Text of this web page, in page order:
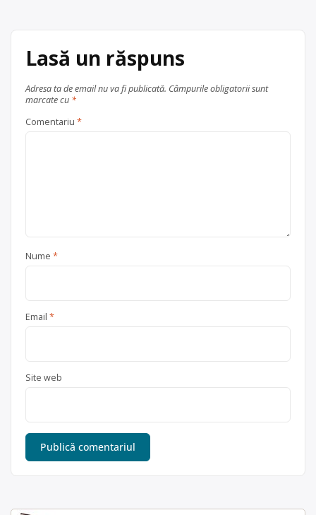
textile , în
județul Sibiu
Lasă un răspuns
Adresa ta de email nu va fi publicată. Câmpurile obligatorii sunt
marcate cu *
Comentariu *
Nume *
Email *
Site web